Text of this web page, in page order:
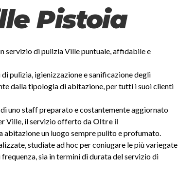
Pistoia
servizio di pulizia Ville puntuale, affidabile e
pulizia, igienizzazione e sanificazione degli
dalla tipologia di abitazione, per tutti i suoi clienti
di uno staff preparato e costantemente aggiornato
Ville, il servizio offerto da Oltre il
abitazione un luogo sempre pulito e profumato.
studiate ad hoc per coniugare le più variegate
sia in termini di durata del servizio di